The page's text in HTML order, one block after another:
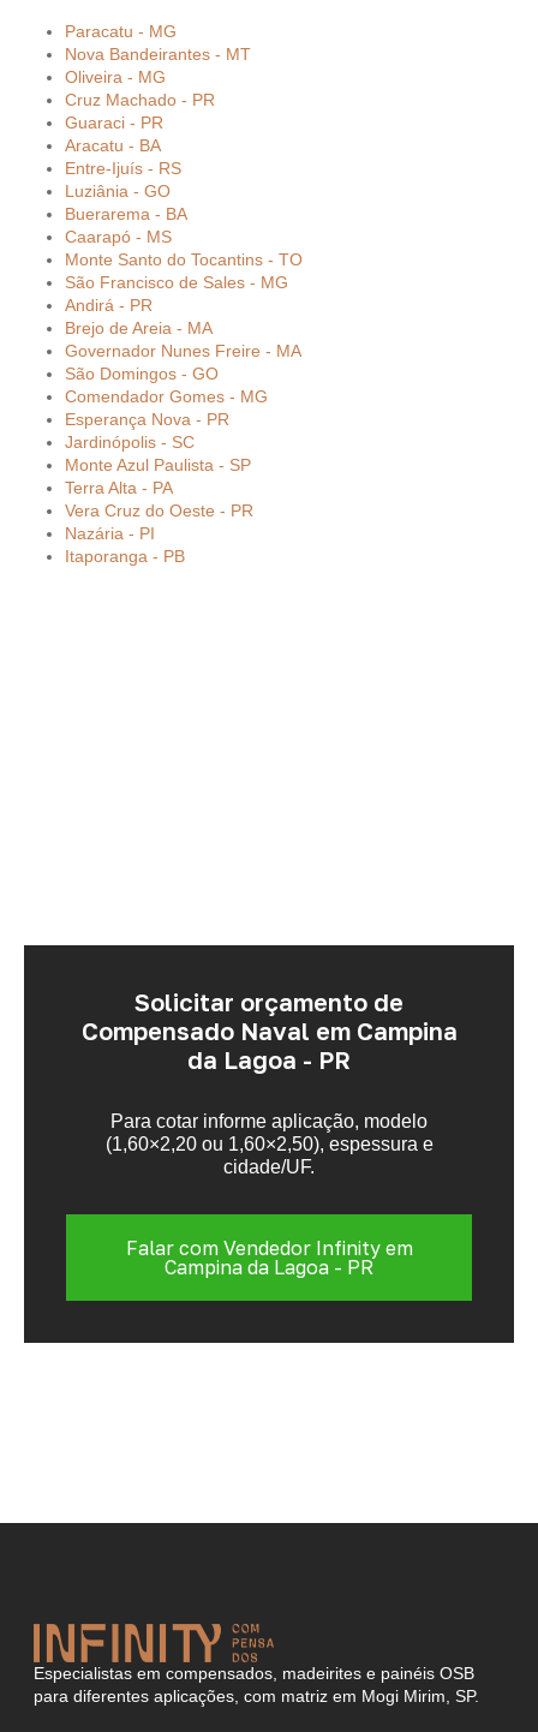
Paracatu - MG
Nova Bandeirantes - MT
Oliveira - MG
Cruz Machado - PR
Guaraci - PR
Aracatu - BA
Entre-Ijuís - RS
Luziânia - GO
Buerarema - BA
Caarapó - MS
Monte Santo do Tocantins - TO
São Francisco de Sales - MG
Andirá - PR
Brejo de Areia - MA
Governador Nunes Freire - MA
São Domingos - GO
Comendador Gomes - MG
Esperança Nova - PR
Jardinópolis - SC
Monte Azul Paulista - SP
Terra Alta - PA
Vera Cruz do Oeste - PR
Nazária - PI
Itaporanga - PB
Solicitar orçamento de
Compensado Naval em Campina
da Lagoa - PR
Para cotar informe aplicação, modelo
(1,60×2,20 ou 1,60×2,50), espessura e
cidade/UF.
Falar com Vendedor Infinity em
Campina da Lagoa - PR
Especialistas em compensados, madeirites e painéis OSB
para diferentes aplicações, com matriz em Mogi Mirim, SP.